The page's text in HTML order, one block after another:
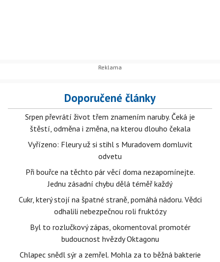
Doporučené články
Srpen převrátí život třem znamením naruby. Čeká je
štěstí, odměna i změna, na kterou dlouho čekala
Vyřízeno: Fleury už si stihl s Muradovem domluvit
odvetu
Při bouřce na těchto pár věcí doma nezapomínejte.
Jednu zásadní chybu dělá téměř každý
Cukr, který stojí na špatné straně, pomáhá nádoru. Vědci
odhalili nebezpečnou roli fruktózy
Byl to rozlučkový zápas, okomentoval promotér
budoucnost hvězdy Oktagonu
Chlapec snědl sýr a zemřel. Mohla za to běžná bakterie